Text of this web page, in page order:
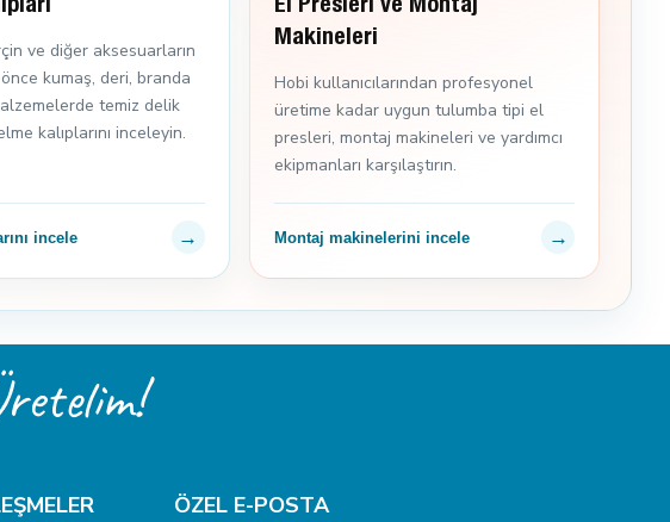
ve diğer aksesuarların
kumaş, deri, branda
temiz delik
kalıplarını inceleyin.
incele →
El Presleri ve Montaj
Makineleri
Hobi kullanıcılarından profesyonel
üretime kadar uygun tulumba tipi el
presleri, montaj makineleri ve yardımcı
ekipmanları karşılaştırın.
Montaj makinelerini incele →
ÖZEL E-POSTA